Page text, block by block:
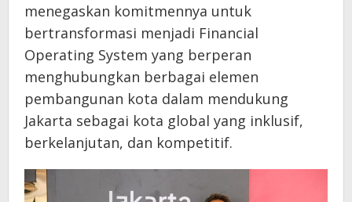
menegaskan komitmennya untuk
bertransformasi menjadi Financial
Operating System yang berperan
menghubungkan berbagai elemen
pembangunan kota dalam mendukung
Jakarta sebagai kota global yang inklusif,
berkelanjutan, dan kompetitif.